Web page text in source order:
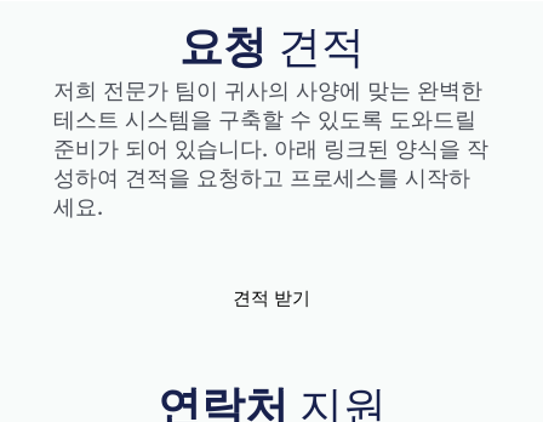
요청 견적
저희 전문가 팀이 귀사의 사양에 맞는 완벽한
테스트 시스템을 구축할 수 있도록 도와드릴
준비가 되어 있습니다. 아래 링크된 양식을 작
성하여 견적을 요청하고 프로세스를 시작하
세요.
견적 받기
연락처 지원